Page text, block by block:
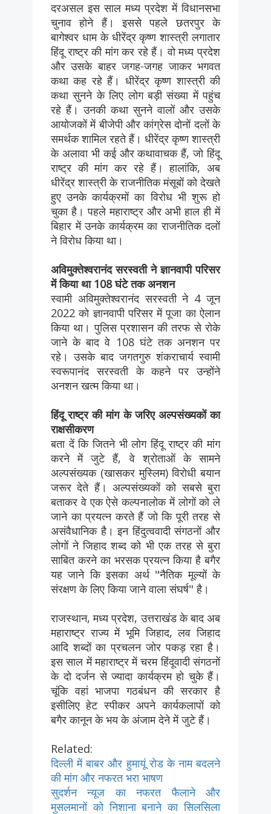
दरअसल इस साल मध्य प्रदेश में विधानसभा
चुनाव होने हैं। इससे पहले छतरपुर के
बागेश्वर धाम के धीरेंद्र कृष्ण शास्त्री लगातार
हिंदू राष्ट्र की मांग कर रहे हैं। वो मध्य प्रदेश
और उसके बाहर जगह-जगह जाकर भगवत
कथा कह रहे हैं। धीरेंद्र कृष्ण शास्त्री की
कथा सुनने के लिए लोग बड़ी संख्या में पहुंच
रहे हैं। उनकी कथा सुनने वालों और उसके
आयोजकों में बीजेपी और कांग्रेस दोनों दलों के
समर्थक शामिल रहते हैं। धीरेंद्र कृष्ण शास्त्री
के अलावा भी कई और कथावाचक हैं, जो हिंदू
राष्ट्र की मांग कर रहे हैं। हालांकि, अब
धीरेंद्र शास्त्री के राजनीतिक मंसूबों को देखते
हुए उनके कार्यक्रमों का विरोध भी शुरू हो
चुका है। पहले महाराष्ट्र और अभी हाल ही में
बिहार में उनके कार्यक्रम का राजनीतिक दलों
ने विरोध किया था।
अविमुक्तेश्वरानंद सरस्वती ने ज्ञानवापी परिसर
में किया था 108 घंटे तक अनशन
स्वामी अविमुक्तेश्वरानंद सरस्वती ने 4 जून
2022 को ज्ञानवापी परिसर में पूजा का ऐलान
किया था। पुलिस प्रशासन की तरफ से रोके
जाने के बाद वे 108 घंटे तक अनशन पर
रहे। उसके बाद जगतगुरु शंकराचार्य स्वामी
स्वरूपानंद सरस्वती के कहने पर उन्होंने
अनशन खत्म किया था।
हिंदू राष्ट्र की मांग के जरिए अल्पसंख्यकों का
राक्षसीकरण
बता दें कि जितने भी लोग हिंदू राष्ट्र की मांग
करने में जुटे हैं, वे श्रोताओं के सामने
अल्पसंख्यक (खासकर मुस्लिम) विरोधी बयान
जरूर देते हैं। अल्पसंख्यकों को सबसे बुरा
बताकर वे एक ऐसे कल्पनालोक में लोगों को ले
जाने का प्रयत्न करते हैं जो कि पूरी तरह से
असंवैधानिक है। इन हिंदुत्ववादी संगठनों और
लोगों ने जिहाद शब्द को भी एक तरह से बुरा
साबित करने का भरसक प्रयत्न किया है बगैर
यह जाने कि इसका अर्थ "नैतिक मूल्यों के
संरक्षण के लिए किया जाने वाला संघर्ष" है।
राजस्थान, मध्य प्रदेश, उत्तराखंड के बाद अब
महाराष्ट्र राज्य में भूमि जिहाद, लव जिहाद
आदि शब्दों का प्रचलन जोर पकड़ रहा है।
इस साल में महाराष्ट्र में चरम हिंदूवादी संगठनों
के दो दर्जन से ज्यादा कार्यक्रम हो चुके हैं।
चूंकि वहां भाजपा गठबंधन की सरकार है
इसीलिए हेट स्पीकर अपने कार्यकलापों को
बगैर कानून के भय के अंजाम देने में जुटे हैं।
Related:
दिल्ली में बाबर और हुमायूं रोड के नाम बदलने
की मांग और नफरत भरा भाषण
सुदर्शन न्यूज का नफरत फैलाने और
मुसलमानों को निशाना बनाने का सिलसिला